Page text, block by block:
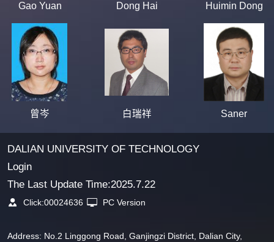
Gao Yuan Huimin Dong
Dong Hai
曾岑 Saner
白瑞祥
DALIAN UNIVERSITY OF TECHNOLOGY
Login
The Last Update Time:2025.7.22
Click:00024636 PC Version
Address: No.2 Linggong Road, Ganjingzi District, Dalian City,